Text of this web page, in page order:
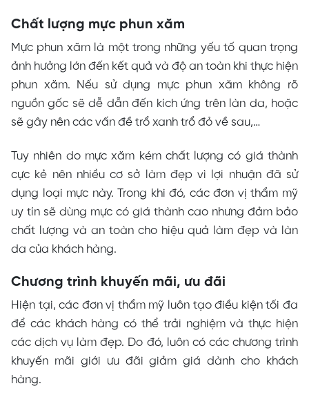
Chất lượng mực phun xăm
Mực phun xăm là một trong những yếu tố quan trọng
ảnh hưởng lớn đến kết quả và độ an toàn khi thực hiện
phun xăm. Nếu sử dụng mực phun xăm không rõ
nguồn gốc sẽ dễ dẫn đến kích ứng trên làn da, hoặc
sẽ gây nên các vấn đề trổ xanh trổ đỏ về sau,…
Tuy nhiên do mực xăm kém chất lượng có giá thành
cực kẻ nên nhiều cơ sở làm đẹp vì lợi nhuận đã sử
dụng loại mực này. Trong khi đó, các đơn vị thẩm mỹ
uy tín sẽ dùng mực có giá thành cao nhưng đảm bảo
chất lượng và an toàn cho hiệu quả làm đẹp và làn
da của khách hàng.
Chương trình khuyến mãi, ưu đãi
Hiện tại, các đơn vị thẩm mỹ luôn tạo điều kiện tối đa
để các khách hàng có thể trải nghiệm và thực hiện
các dịch vụ làm đẹp. Do đó, luôn có các chương trình
khuyến mãi giới ưu đãi giảm giá dành cho khách
hàng.